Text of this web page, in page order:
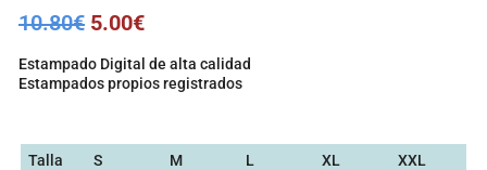
10.80€ 5.00€
Estampado Digital de alta calidad
Estampados propios registrados
Talla S M L XL
XXL